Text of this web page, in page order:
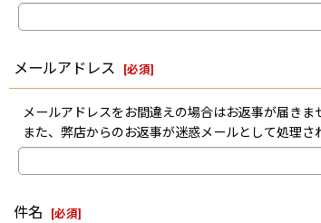
メールアドレス [必須]
メールアドレスをお間違えの場合はお返事が届きま
また、弊店からのお返事が迷惑メールとして処理
件名 [必須]